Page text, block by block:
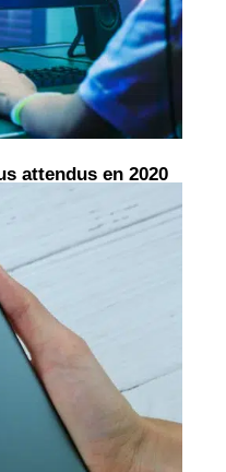
attendus en 2020